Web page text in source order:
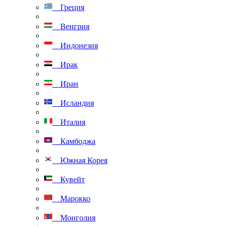
Греция
Венгрия
Индонезия
Ирак
Иран
Исландия
Италия
Камбоджа
Южная Корея
Кувейт
Марокко
Монголия